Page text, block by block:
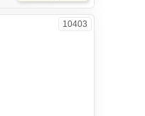
10403